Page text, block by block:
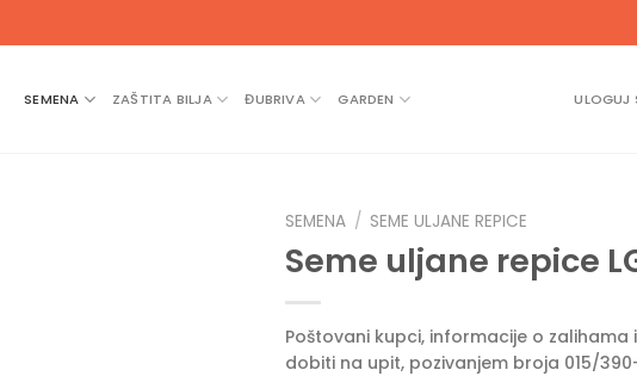
SEMENA ZAŠTITA BILJA ĐUBRIVA GARDEN ULOGUJ
SEMENA / SEME ULJANE REPICE
Seme uljane repice
Poštovani kupci, informacije o
dobiti na upit, pozivanjem broja 015/